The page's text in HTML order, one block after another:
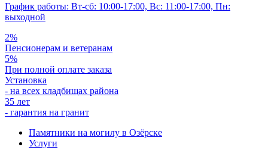
График работы: Вт-сб: 10:00-17:00, Вс: 11:00-17:00, Пн:
выходной
2%
Пенсионерам и ветеранам
5%
При полной оплате заказа
Установка
- на всех кладбищах района
35 лет
- гарантия на гранит
Памятники на могилу в Озёрске
Услуги